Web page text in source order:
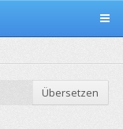
Übersetzen